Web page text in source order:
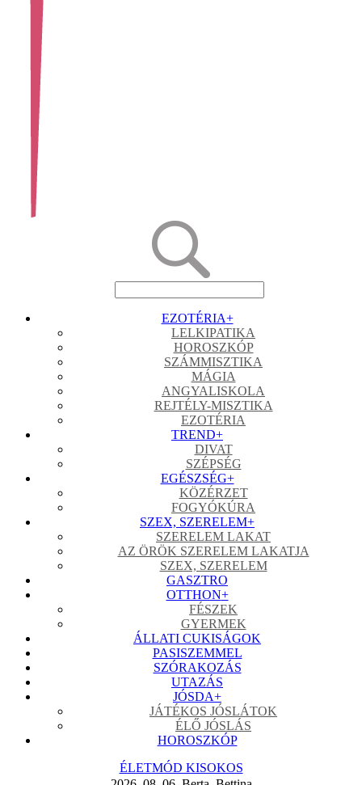
EZOTÉRIA+
LELKIPATIKA
HOROSZKÓP
SZÁMMISZTIKA
MÁGIA
ANGYALISKOLA
REJTÉLY-MISZTIKA
EZOTÉRIA
TREND+
DIVAT
SZÉPSÉG
EGÉSZSÉG+
KÖZÉRZET
FOGYÓKÚRA
SZEX, SZERELEM+
SZERELEM LAKAT
AZ ÖRÖK SZERELEM LAKATJA
SZEX, SZERELEM
GASZTRO
OTTHON+
FÉSZEK
GYERMEK
ÁLLATI CUKISÁGOK
PASISZEMMEL
SZÓRAKOZÁS
UTAZÁS
JÓSDA+
JÁTÉKOS JÓSLÁTOK
ÉLŐ JÓSLÁS
HOROSZKÓP
ÉLETMÓD KISOKOS